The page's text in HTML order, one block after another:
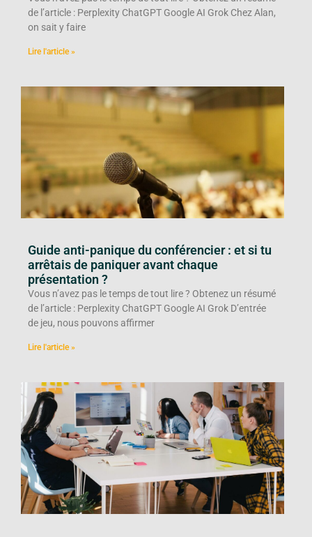
de l’article : Perplexity ChatGPT Google AI Grok Chez Alan,
on sait y faire
Lire l'article »
Guide anti-panique du conférencier : et si tu
arrêtais de paniquer avant chaque
présentation ?
Vous n’avez pas le temps de tout lire ? Obtenez un résumé
de l’article : Perplexity ChatGPT Google AI Grok D’entrée
de jeu, nous pouvons affirmer
Lire l'article »